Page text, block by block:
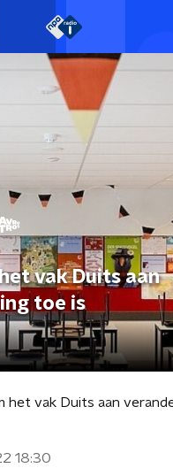
vak Duits aan
toe is
het vak Duits aan
18:30